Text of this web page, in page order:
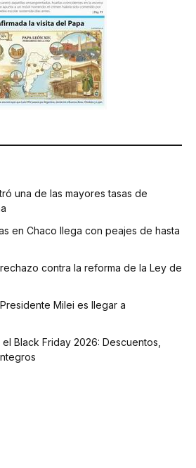
una de las mayores tasas de
en Chaco llega con peajes de hasta
contra la reforma de la Ley de
Milei es llegar a
Black Friday 2026: Descuentos,